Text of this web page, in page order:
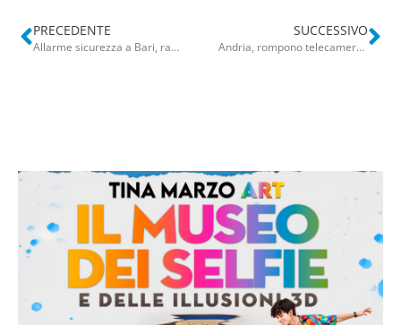
PRECEDENTE
Allarme sicurezza a Bari, rapina nel bar Micunco al Libertà: ladri armati rubano soldi e gratta e vinci
SUCCESSIVO
Andria, rompono telecamere con sassi e bastoni e urinano nel cortile comunale: sanzionati 4 ragazzi